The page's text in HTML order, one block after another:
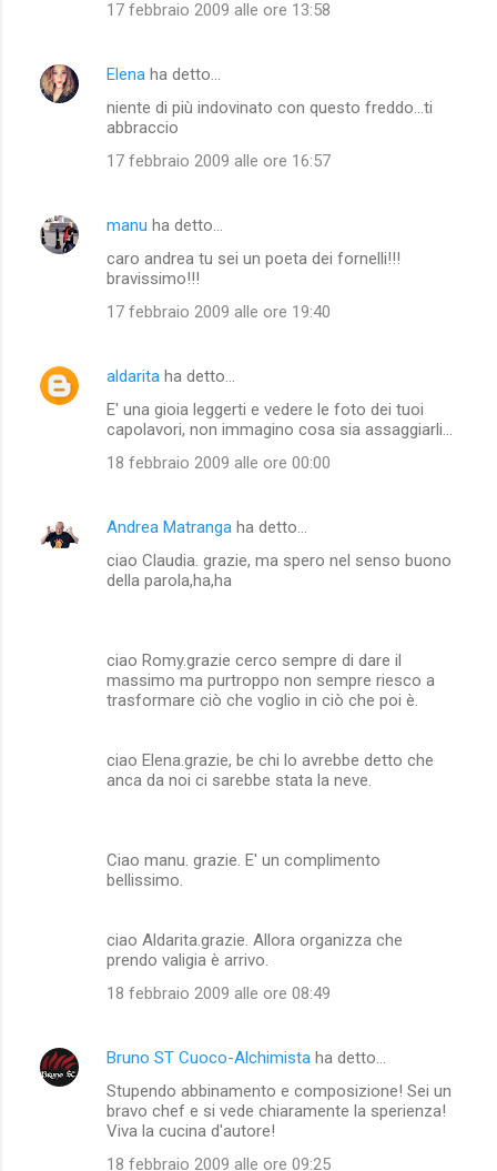
17 febbraio 2009 alle ore 13:58
Elena ha detto…
niente di più indovinato con questo freddo...ti
abbraccio
17 febbraio 2009 alle ore 16:57
manu ha detto…
caro andrea tu sei un poeta dei fornelli!!!
bravissimo!!!
17 febbraio 2009 alle ore 19:40
aldarita ha detto…
E' una gioia leggerti e vedere le foto dei tuoi
capolavori, non immagino cosa sia assaggiarli...
18 febbraio 2009 alle ore 00:00
Andrea Matranga ha detto…
ciao Claudia. grazie, ma spero nel senso buono
della parola,ha,ha
ciao Romy.grazie cerco sempre di dare il
massimo ma purtroppo non sempre riesco a
trasformare ciò che voglio in ciò che poi è.
ciao Elena.grazie, be chi lo avrebbe detto che
anca da noi ci sarebbe stata la neve.
Ciao manu. grazie. E' un complimento
bellissimo.
ciao Aldarita.grazie. Allora organizza che
prendo valigia è arrivo.
18 febbraio 2009 alle ore 08:49
Bruno ST Cuoco-Alchimista ha detto…
Stupendo abbinamento e composizione! Sei un
bravo chef e si vede chiaramente la sperienza!
Viva la cucina d'autore!
18 febbraio 2009 alle ore 09:25